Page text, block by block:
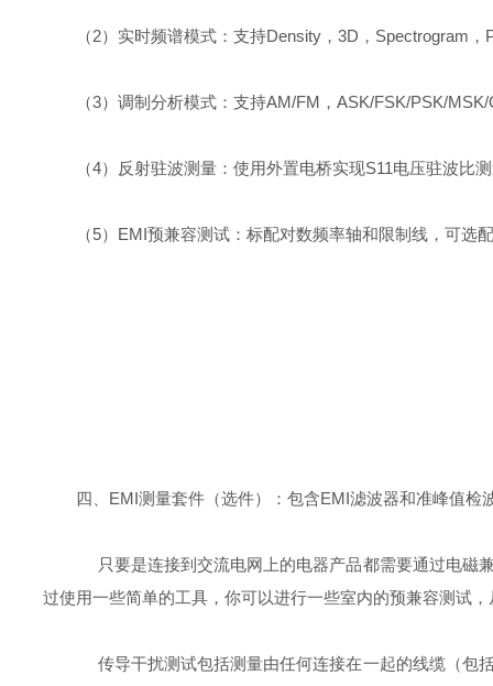
（2）实时频谱模式：支持Density，3D，Spectrogram
（3）调制分析模式：支持AM/FM，ASK/FSK/PSK/
（4）反射驻波测量：使用外置电桥实现S11电压驻波比
（5）EMI预兼容测试：标配对数频率轴和限制线，可选
四、EMI测量套件（选件）：包含EMI滤波器和准峰值检
只要是连接到交流电网上的电器产品都需要通过电磁
过使用一些简单的工具，你可以进行一些室内的预兼容测试
传导干扰测试包括测量由任何连接在一起的线缆（包